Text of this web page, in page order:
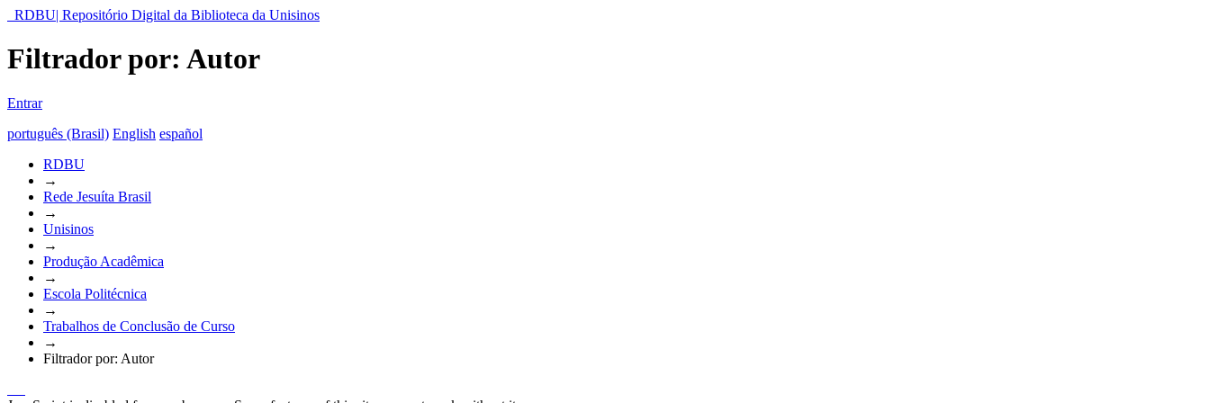
RDBU| Repositório Digital da Biblioteca da Unisinos
Filtrador por: Autor
Entrar
português (Brasil) English español
RDBU
→
Rede Jesuíta Brasil
→
Unisinos
→
Produção Acadêmica
→
Escola Politécnica
→
Trabalhos de Conclusão de Curso
→
Filtrador por: Autor